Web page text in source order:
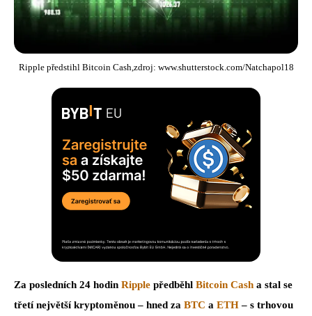
Ripple předstihl Bitcoin Cash,zdroj: www.shutterstock.com/Natchapol18
Za posledních 24 hodin Ripple předběhl Bitcoin Cash a stal se
třetí největší kryptoměnou – hned za BTC a ETH– s trhovou